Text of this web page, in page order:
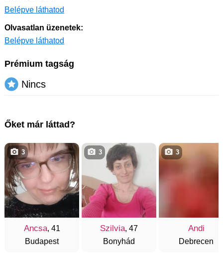
Belépve láthatod
Olvasatlan üzenetek:
Belépve láthatod
Prémium tagság
Nincs
Őket már láttad?
Ancsa, 41
Budapest
3
Szilvia, 47
Bonyhád
3
Andi
Debrecen
3